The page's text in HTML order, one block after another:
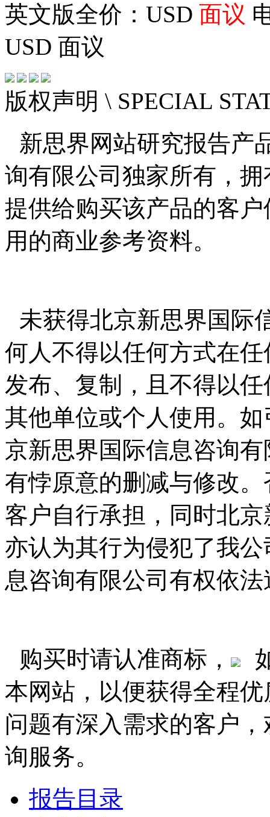
英文版全价：USD 面议
USD 面议
版权声明 \ SPECIAL
新思界网站研究报告产
询有限公司独家所有，
提供给购买该产品的客
用的商业参考资料。
未获得北京新思界国际
何人不得以任何方式在
发布、复制，且不得以
其他单位或个人使用。
京新思界国际信息咨询
有悖原意的删减与修改
客户自行承担，同时北
亦认为其行为侵犯了我
息咨询有限公司有权依
购买时请认准商标，
本网站，以便获得全程
问题有深入需求的客户
询服务。
报告目录